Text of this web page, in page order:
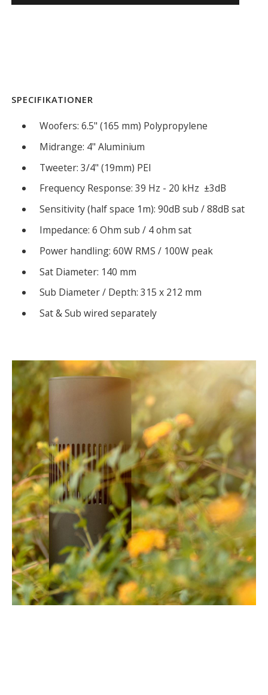
SPECIFIKATIONER
Woofers: 6.5" (165 mm) Polypropylene
Midrange: 4" Aluminium
Tweeter: 3/4" (19mm) PEI
Frequency Response: 39 Hz - 20 kHz ±3dB
Sensitivity (half space 1m): 90dB sub / 88dB sat
Impedance: 6 Ohm sub / 4 ohm sat
Power handling: 60W RMS / 100W peak
Sat Diameter: 140 mm
Sub Diameter / Depth: 315 x 212 mm
Sat & Sub wired separately